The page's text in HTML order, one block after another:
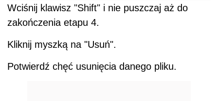
Wciśnij klawisz "Shift" i nie puszczaj aż do
zakończenia etapu 4.
Kliknij myszką na "Usuń".
Potwierdź chęć usunięcia danego pliku.